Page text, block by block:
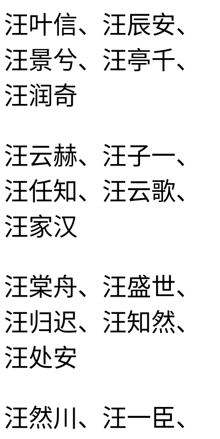
汪叶信、汪辰安、
汪景兮、汪亭千、
汪润奇
汪云赫、汪子一、
汪任知、汪云歌、
汪家汉
汪棠舟、汪盛世、
汪归迟、汪知然、
汪处安
汪然川、汪一臣、